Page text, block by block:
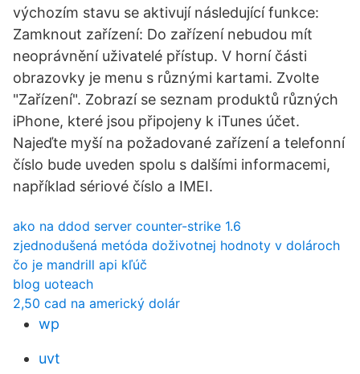
výchozím stavu se aktivují následující funkce:
Zamknout zařízení: Do zařízení nebudou mít
neoprávnění uživatelé přístup. V horní části
obrazovky je menu s různými kartami. Zvolte
"Zařízení". Zobrazí se seznam produktů různých
iPhone, které jsou připojeny k iTunes účet.
Najeďte myší na požadované zařízení a telefonní
číslo bude uveden spolu s dalšími informacemi,
například sériové číslo a IMEI.
ako na ddod server counter-strike 1.6
zjednodušená metóda doživotnej hodnoty v dolároch
čo je mandrill api kľúč
blog uoteach
2,50 cad na americký dolár
wp
uvt